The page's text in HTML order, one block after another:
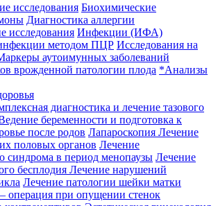
исследования Биохимические
Диагностика аллергии
исследования Инфекции (ИФА)
методом ПЦР Исследования на
аутоимунных заболеваний
врожденной патологии плода *Анализы
диагностика и лечение тазового
беременности и подготовка к
после родов Лапароскопия Лечение
половых органов Лечение
синдрома в период менопаузы Лечение
бесплодия Лечение нарушений
Лечение патологии шейки матки
операция при опущении стенок